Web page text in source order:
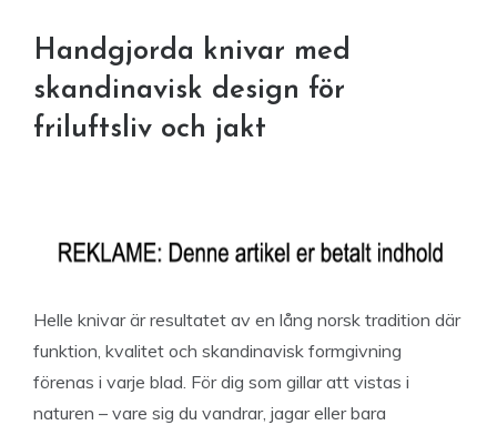
Handgjorda knivar med
skandinavisk design för
friluftsliv och jakt
Helle knivar är resultatet av en lång norsk tradition där
funktion, kvalitet och skandinavisk formgivning
förenas i varje blad. För dig som gillar att vistas i
naturen – vare sig du vandrar, jagar eller bara